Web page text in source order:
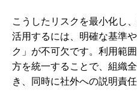
こうしたリスクを最小化し
活用するには、明確な基準
ク」が不可欠です。利用範
方を統一することで、組織
き、同時に社外への説明責任